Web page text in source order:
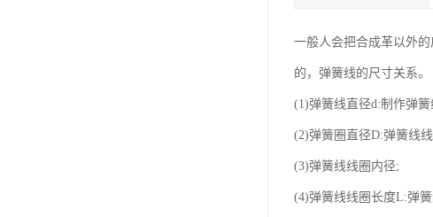
一般人会把合成革以外
的，弹簧线的尺寸关系。
(1)弹簧线直径d:制作弹
(2)弹簧圈直径D:弹簧线
(3)弹簧线线圈内径;
(4)弹簧线线圈长度L:弹